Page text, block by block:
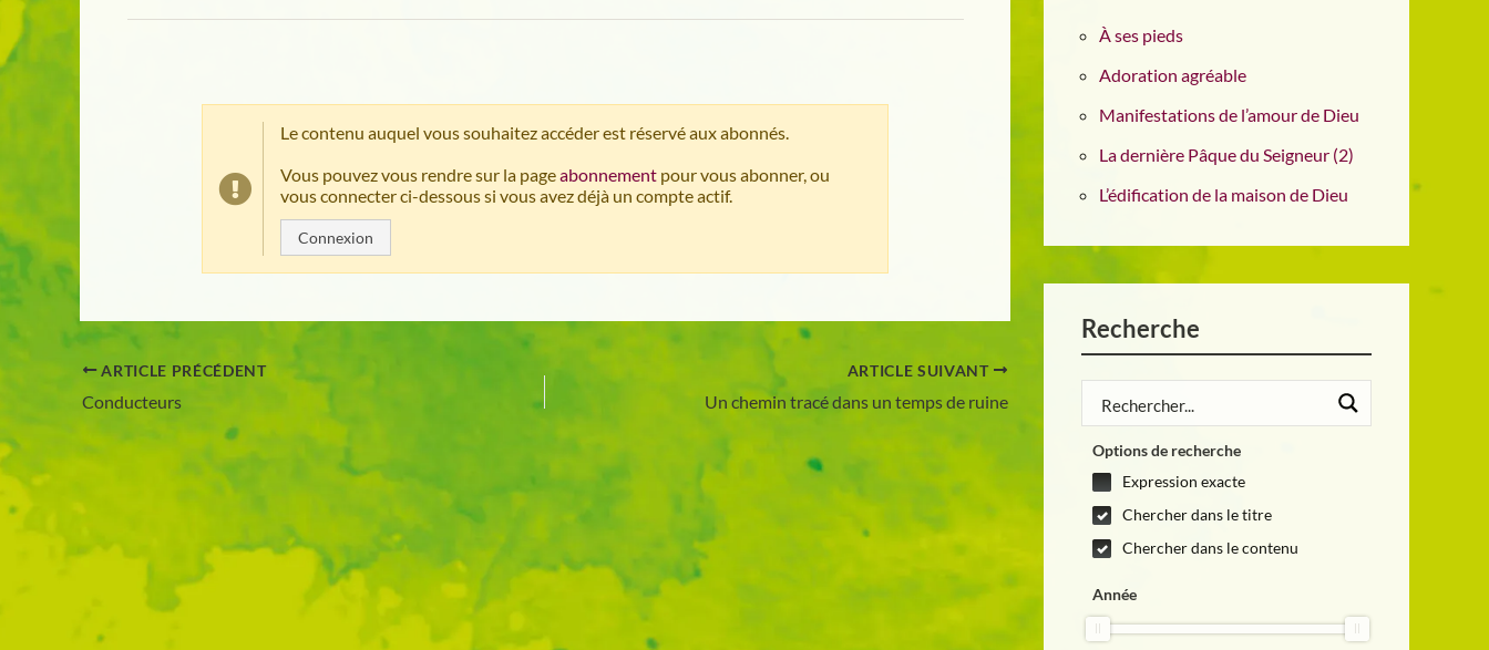
Le contenu auquel vous souhaitez accéder est réservé aux abonnés.
Vous pouvez vous rendre sur la pageabonnement pour vous abonner, ou
vous connecter ci-dessous si vous avez déjà un compte actif.
Connexion
ARTICLE PRÉCÉDENT
Conducteurs
ARTICLE SUIVANT
Un chemin tracé dans un temps de ruine
À ses pieds
Adoration agréable
Manifestations de l’amour de Dieu
La dernière Pâque du Seigneur (2)
L’édification de la maison de Dieu
Recherche
Options de recherche
Expression exacte
Chercher dans le titre
Chercher dans le contenu
Année